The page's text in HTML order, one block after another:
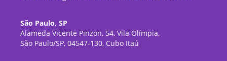
São Paulo, SP
Alameda Vicente Pinzon, 54, Vila Olímpia,
São Paulo/SP, 04547-130, Cubo Itaú